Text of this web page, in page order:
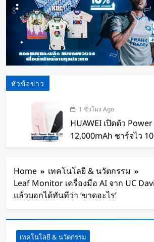
หัวข้อข่าว
1 ชั่วโมง Ago
HUAWEI เปิดตัว
12,000mAh ชาร์จไว
จากโชว์เทคโนโลยีสู่กา
2 ชั่วโมง Ago
Center ลอยน้ำ ใช้พลัง
ทะเลผลิตไฟฟ้า และใช้น้
3 ชั่วโมง Ago
Home
เทคโนโลยี & นวัตกรรม
Leaf Monitor เครื่องมือ AI จาก UC
แล้วบอกได้ทันทีว่า ‘ขาดอะไร’
เทคโนโลยี & นวัตกรรม